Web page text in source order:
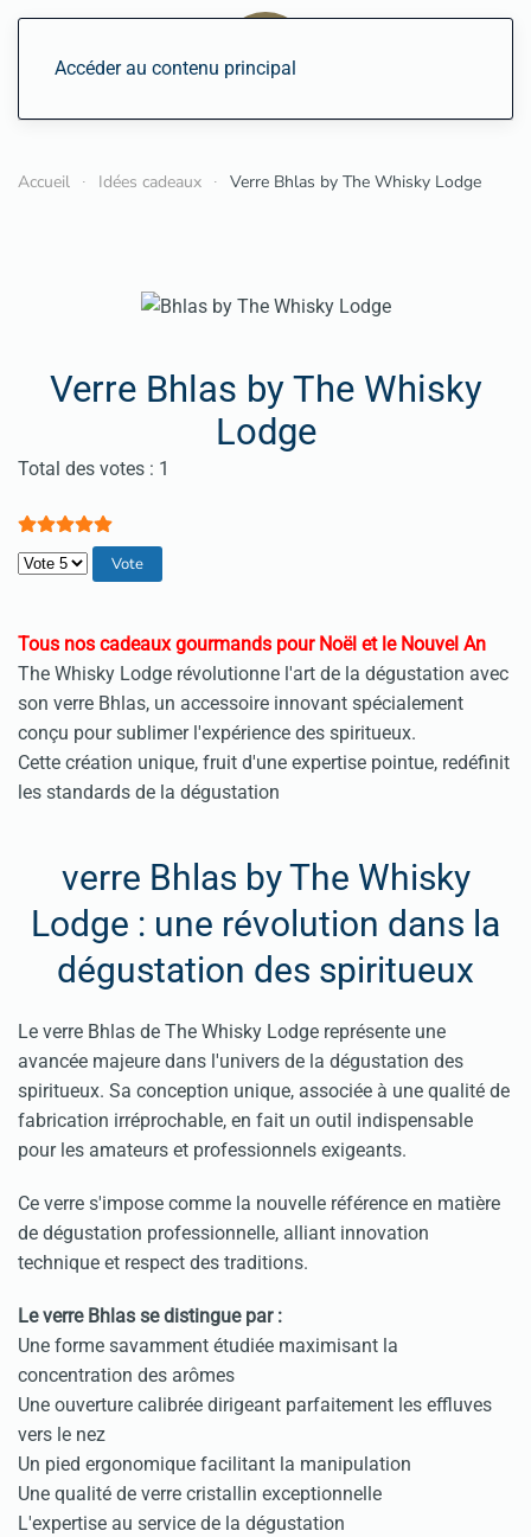
Accéder au contenu principal
Accueil Idées cadeaux Verre Bhlas by The Whisky Lodge
Verre Bhlas by The Whisky
Lodge
Vote utilisateur:5/
Total des votes : 1
Veuillez voter
Tous nos cadeaux gourmands pour Noël et le Nouvel An
The Whisky Lodge révolutionne l'art de la dégustation avec
son verre Bhlas, un accessoire innovant spécialement
conçu pour sublimer l'expérience des spiritueux.
Cette création unique, fruit d'une expertise pointue, redéfinit
les standards de la dégustation
verre Bhlas by The Whisky
Lodge : une révolution dans la
dégustation des spiritueux
Le verre Bhlas de The Whisky Lodge représente une
avancée majeure dans l'univers de la dégustation des
spiritueux. Sa conception unique, associée à une qualité de
fabrication irréprochable, en fait un outil indispensable
pour les amateurs et professionnels exigeants.
Ce verre s'impose comme la nouvelle référence en matière
de dégustation professionnelle, alliant innovation
technique et respect des traditions.
Le verre Bhlas se distingue par :
Une forme savamment étudiée maximisant la
concentration des arômes
Une ouverture calibrée dirigeant parfaitement les effluves
vers le nez
Un pied ergonomique facilitant la manipulation
Une qualité de verre cristallin exceptionnelle
L'expertise au service de la dégustation